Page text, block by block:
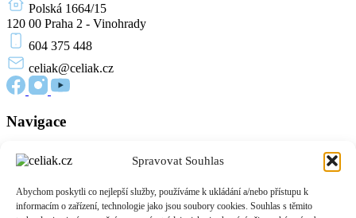
Spravovat Souhlas
Abychom poskytli co nejlepší služby, používáme k ukládání a/nebo přístupu k
informacím o zařízení, technologie jako jsou soubory cookies. Souhlas s těmito
Polská 1664/15
120 00 Praha 2 - Vinohrady
604 375 448
celiak@celiak.cz
Navigace
Edukační materiály
Přihlášení
Zásady cookies (EU)